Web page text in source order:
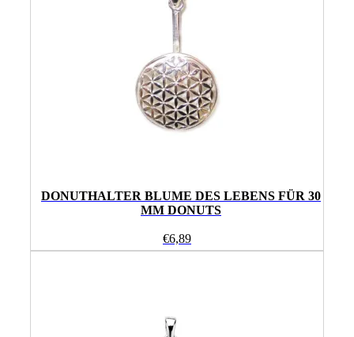
DONUTHALTER BLUME DES LEBENS FÜR 30
MM DONUTS
€6,89